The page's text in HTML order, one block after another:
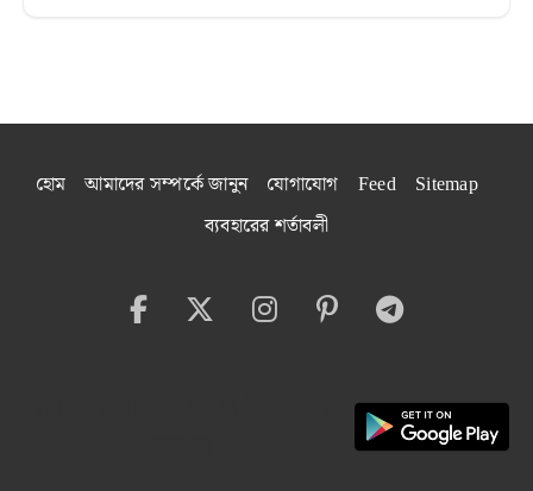
হোম আমাদের সম্পর্কে জানুন যোগাযোগ Feed
Sitemap
ব্যবহারের শর্তাবলী